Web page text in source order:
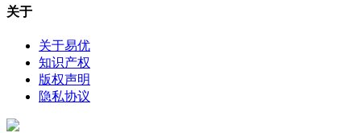
关于
关于易优
知识产权
版权声明
隐私协议